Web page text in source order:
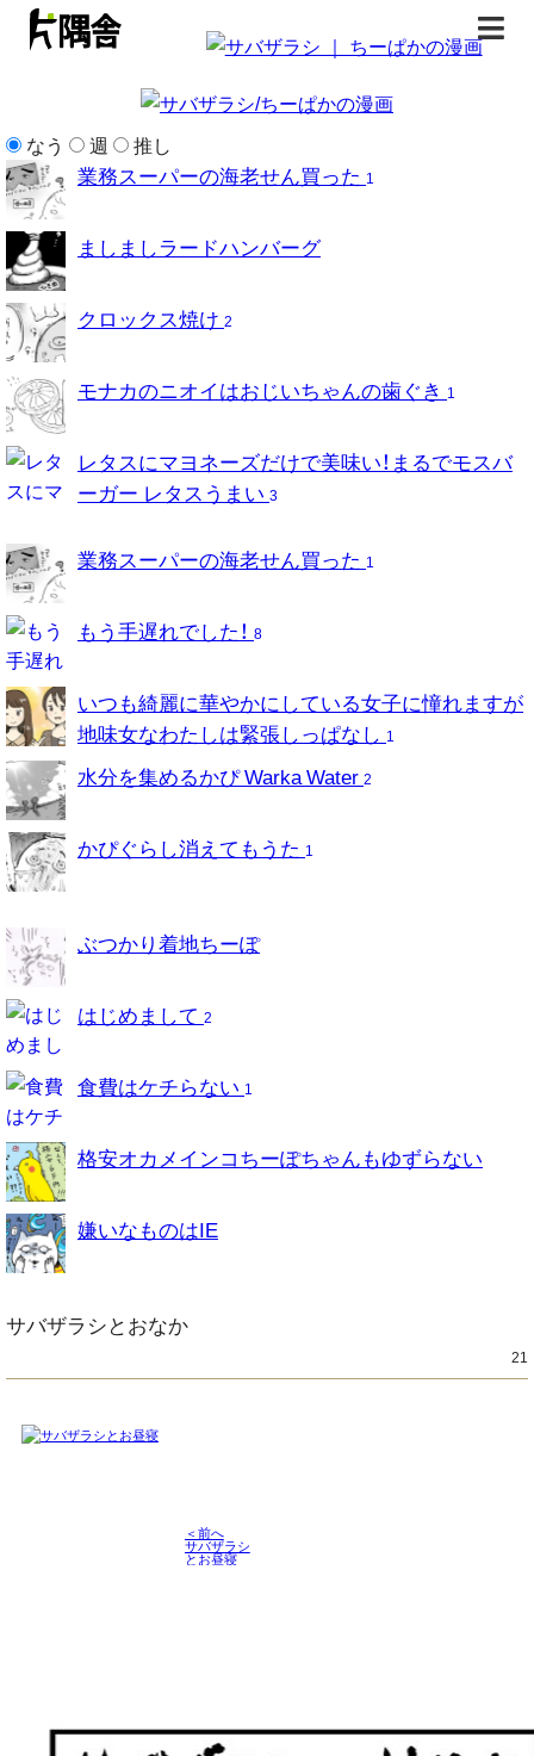
なう 週 推し
業務スーパーの海老せん買った 1
ましましラードハンバーグ
クロックス焼け 2
モナカのニオイはおじいちゃんの歯ぐき 1
レタスにマヨネーズだけで美味い！まるでモスバ
ーガー レタスうまい 3
業務スーパーの海老せん買った 1
もう手遅れでした！ 8
いつも綺麗に華やかにしている女子に憧れますが
地味女なわたしは緊張しっぱなし 1
水分を集めるかぴ Warka Water 2
かぴぐらし消えてもうた 1
ぶつかり着地ちーぽ
はじめまして 2
食費はケチらない 1
格安オカメインコちーぽちゃんもゆずらない
嫌いなものはIE
サバザラシとおなか
21
＜前へ
サバザラシ
とお昼寝
書籍
無料漫画
イラスト